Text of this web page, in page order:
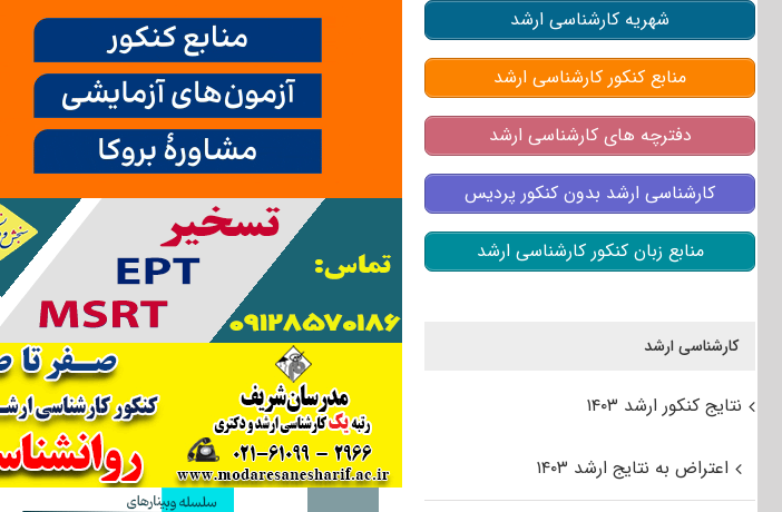
شهریه کارشناسی ارشد
منابع کنکور کارشناسی ارشد
دفترچه های کارشناسی ارشد
کارشناسی ارشد بدون کنکور پردیس
منابع زبان کنکور کارشناسی ارشد
کارشناسی ارشد
نتایج کنکور ارشد ۱۴۰۳
اعتراض به نتایج ارشد ۱۴۰۳